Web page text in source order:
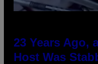
23 Years Ago,
Host Was